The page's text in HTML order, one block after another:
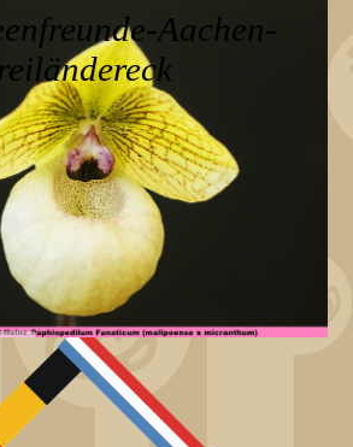
Aachen-